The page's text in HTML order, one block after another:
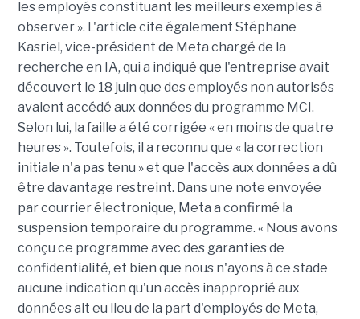
les employés constituant les meilleurs exemples à
observer ». L'article cite également Stéphane
Kasriel, vice-président de Meta chargé de la
recherche en IA, qui a indiqué que l'entreprise avait
découvert le 18 juin que des employés non autorisés
avaient accédé aux données du programme MCI.
Selon lui, la faille a été corrigée « en moins de quatre
heures ». Toutefois, il a reconnu que « la correction
initiale n'a pas tenu » et que l'accès aux données a dû
être davantage restreint. Dans une note envoyée
par courrier électronique, Meta a confirmé la
suspension temporaire du programme. « Nous avons
conçu ce programme avec des garanties de
confidentialité, et bien que nous n'ayons à ce stade
aucune indication qu'un accès inapproprié aux
données ait eu lieu de la part d'employés de Meta,